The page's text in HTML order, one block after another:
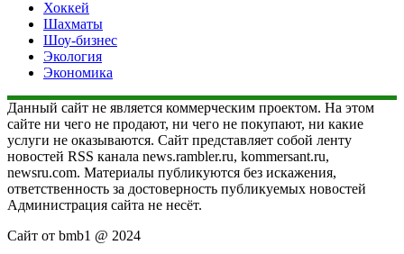
Хоккей
Шахматы
Шоу-бизнес
Экология
Экономика
Данный сайт не является коммерческим проектом. На этом
сайте ни чего не продают, ни чего не покупают, ни какие
услуги не оказываются. Сайт представляет собой ленту
новостей RSS канала news.rambler.ru, kommersant.ru,
newsru.com. Материалы публикуются без искажения,
ответственность за достоверность публикуемых новостей
Администрация сайта не несёт.
Сайт от bmb1 @ 2024